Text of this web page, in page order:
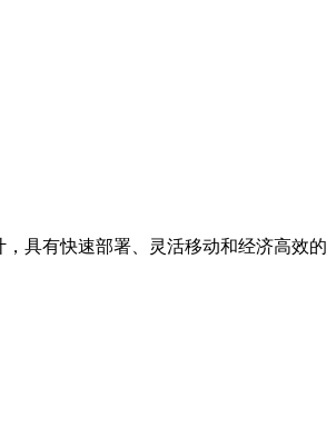
具有快速部署、灵活移动和经济高效的